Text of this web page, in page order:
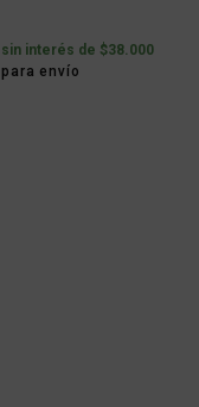
interés de $38.000
envío